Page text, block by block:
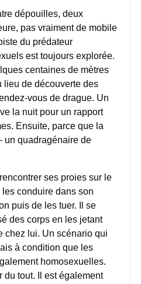
dépouilles, deux
pas vraiment de mobile
du prédateur
est toujours explorée.
centaines de mètres
lieu de découverte des
vous de drague. Un
la nuit pour un rapport
Ensuite, parce que la
un quadragénaire de
ses proies sur le
les conduire dans son
puis de les tuer. Il se
des corps en les jetant
chez lui. Un scénario qui
à condition que les
homosexuelles.
du tout. Il est également